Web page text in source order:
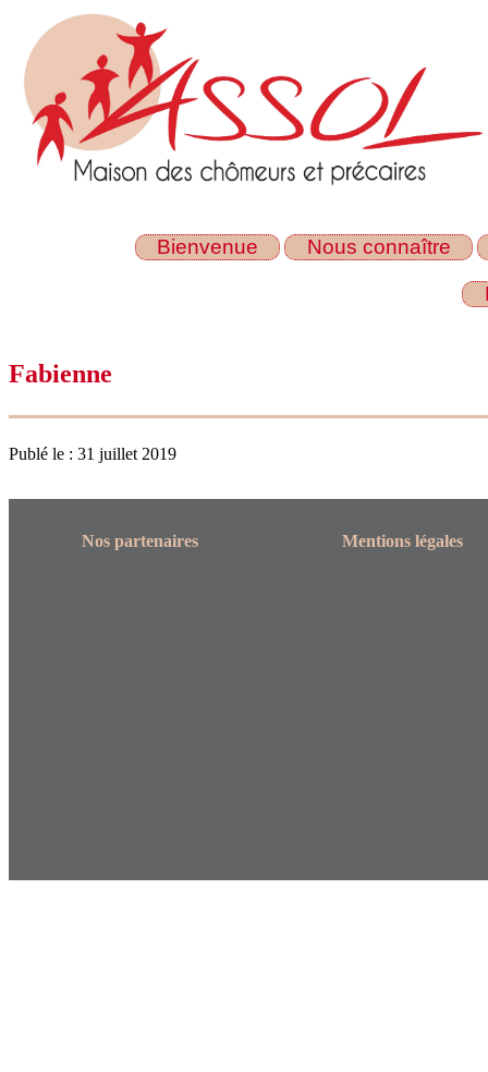
Bienvenue Nous connaître
Fabienne
Publé le : 31 juillet 2019
Nos partenaires Mentions légales